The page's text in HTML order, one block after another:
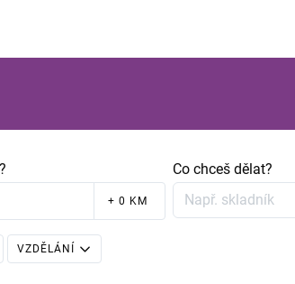
+ 0 KM
Co chceš dělat?
VZDĚLÁNÍ